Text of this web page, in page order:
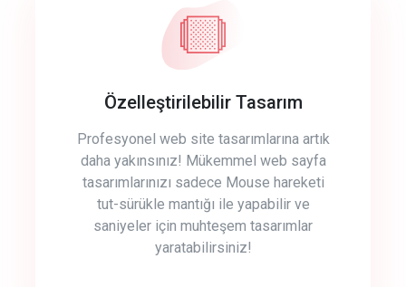
Özelleştirilebilir Tasarım
Profesyonel web site tasarımlarına artık
daha yakınsınız! Mükemmel web sayfa
tasarımlarınızı sadece Mouse hareketi
tut-sürükle mantığı ile yapabilir ve
saniyeler için muhteşem tasarımlar
yaratabilirsiniz!